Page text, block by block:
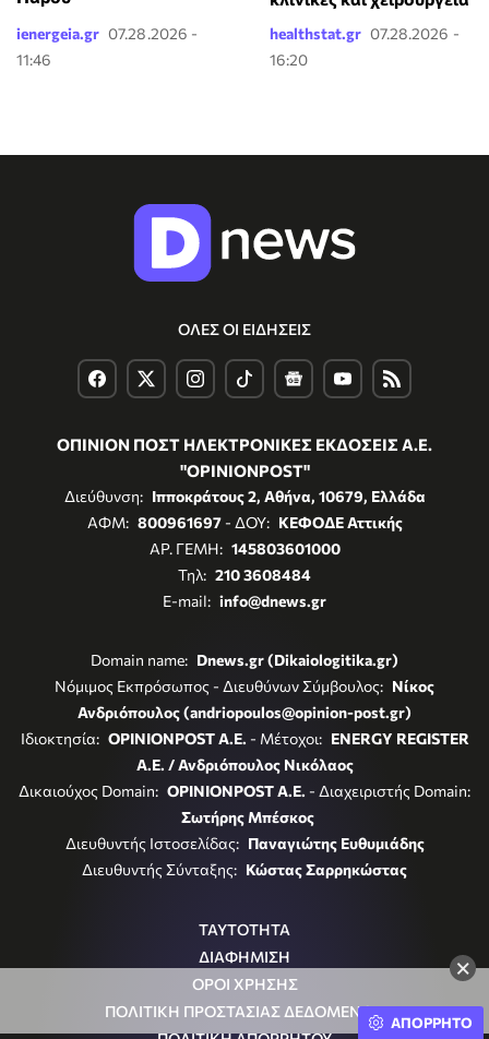
×
ienergeia.gr 07.28.2026 -
11:46
healthstat.gr 07.28.2026 -
16:20
ΟΛΕΣ ΟΙ ΕΙΔΗΣΕΙΣ
ΟΠΙΝΙΟΝ ΠΟΣΤ ΗΛΕΚΤΡΟΝΙΚΕΣ ΕΚΔΟΣΕΙΣ Α.Ε.
"OPINIONPOST"
Διεύθυνση: Ιπποκράτους 2, Αθήνα, 10679, Ελλάδα
ΑΦΜ: 800961697- ΔΟΥ: ΚΕΦΟΔΕ Αττικής
ΑΡ. ΓΕΜΗ: 145803601000
Τηλ: 210 3608484
E-mail: info@dnews.gr
Domain name: Dnews.gr (Dikaiologitika.gr)
Νόμιμος Εκπρόσωπος - Διευθύνων Σύμβουλος: Νίκος
Ανδριόπουλος (andriopoulos@opinion-post.gr)
Ιδιοκτησία: OPINIONPOST A.E. - Μέτοχοι: ENERGY REGISTER
Α.Ε. / Ανδριόπουλος Νικόλαος
Δικαιούχος Domain: OPINIONPOST A.E. - Διαχειριστής Domain:
Σωτήρης Μπέσκος
Διευθυντής Ιστοσελίδας: Παναγιώτης Ευθυμιάδης
Διευθυντής Σύνταξης: Κώστας Σαρρηκώστας
ΤΑΥΤΟΤΗΤΑ
ΔΙΑΦΗΜΙΣΗ
ΟΡΟΙ ΧΡΗΣΗΣ
ΠΟΛΙΤΙΚΗ ΠΡΟΣΤΑΣΙΑΣ ΔΕΔΟΜΕΝΩΝ
ΑΠΟΡΡΗΤΟ